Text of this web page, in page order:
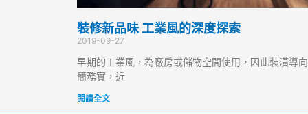
裝修新品味 工業風的深度探索
2019-09-27
早期的工業風，為廠房或儲物空間使用，因此裝潢導
簡務實，近
閱讀全文